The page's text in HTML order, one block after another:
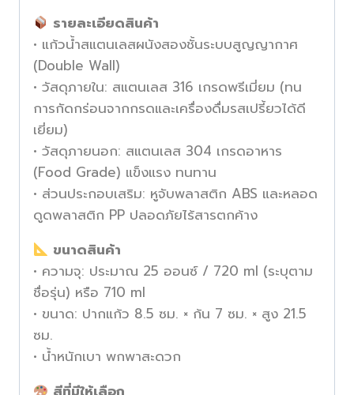
รายละเอียดสินค้า
• แก้วน้ำสแตนเลสผนังสองชั้นระบบสูญญากาศ
(Double Wall)
• วัสดุภายใน: สแตนเลส 316 เกรดพรีเมี่ยม (ทน
การกัดกร่อนจากกรดและเครื่องดื่มรสเปรี้ยวได้ดี
เยี่ยม)
• วัสดุภายนอก: สแตนเลส 304 เกรดอาหาร
(Food Grade) แข็งแรง ทนทาน
• ส่วนประกอบเสริม: หูจับพลาสติก ABS และหลอด
ดูดพลาสติก PP ปลอดภัยไร้สารตกค้าง
ขนาดสินค้า
• ความจุ: ประมาณ 25 ออนซ์ / 720 ml (ระบุตาม
ชื่อรุ่น) หรือ 710 ml
• ขนาด: ปากแก้ว 8.5 ซม. × ก้น 7 ซม. × สูง 21.5
ซม.
• น้ำหนักเบา พกพาสะดวก